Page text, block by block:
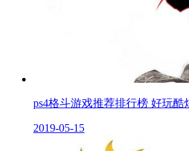
ps4格斗游戏推荐排行榜 好玩酷
2019-05-15